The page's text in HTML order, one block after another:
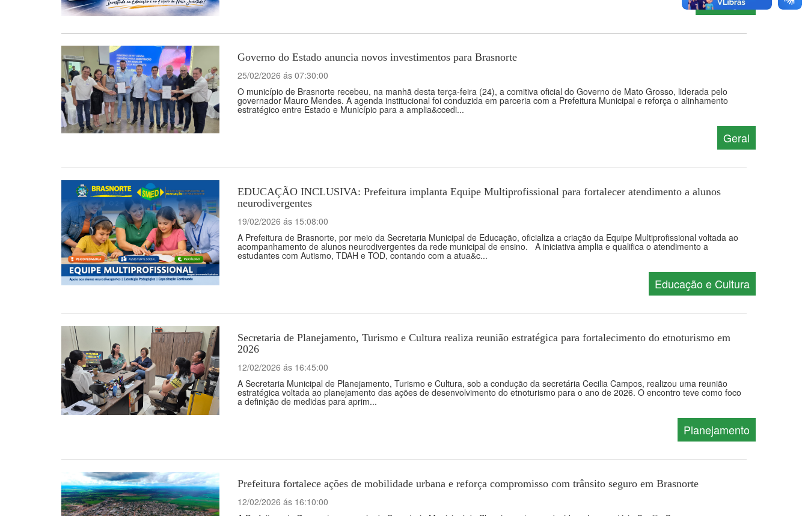
Governo do Estado anuncia novos investimentos para Brasnorte
25/02/2026 ás 07:30:00
O município de Brasnorte recebeu, na manhã desta terça-feira (24), a comitiva oficial do Governo de Mato Grosso, liderada pelo
governador Mauro Mendes. A agenda institucional foi conduzida em parceria com a Prefeitura Municipal e reforça o alinhamento
estratégico entre Estado e Município para a amplia&ccedi...
Geral
EDUCAÇÃO INCLUSIVA: Prefeitura implanta Equipe Multiprofissional para fortalecer atendimento a alunos
neurodivergentes
19/02/2026 ás 15:08:00
A Prefeitura de Brasnorte, por meio da Secretaria Municipal de Educação, oficializa a criação da Equipe Multiprofissional voltada ao
acompanhamento de alunos neurodivergentes da rede municipal de ensino. A iniciativa amplia e qualifica o atendimento a
estudantes com Autismo, TDAH e TOD, contando com a atua&c...
Educação e Cultura
Secretaria de Planejamento, Turismo e Cultura realiza reunião estratégica para fortalecimento do etnoturismo em
2026
12/02/2026 ás 16:45:00
A Secretaria Municipal de Planejamento, Turismo e Cultura, sob a condução da secretária Cecilia Campos, realizou uma reunião
estratégica voltada ao planejamento das ações de desenvolvimento do etnoturismo para o ano de 2026. O encontro teve como foco
a definição de medidas para aprim...
Planejamento
Prefeitura fortalece ações de mobilidade urbana e reforça compromisso com trânsito seguro em Brasnorte
12/02/2026 ás 16:10:00